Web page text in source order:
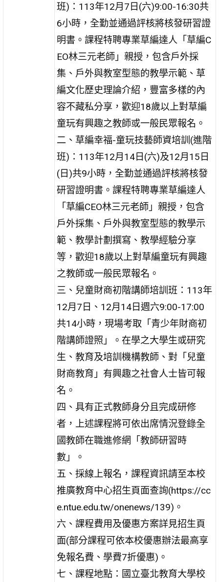
班)：113年12月7日(六)9:00-16:30共
6小時，全勤並通過評核將核發研習證
明書。課程特聘專業草編達人「草編C
EO林三元老師」親授，包含戶外採
集、戶外與教室型態的教學示範、草
編文化歷史理論介紹，豐富多樣的內
容不藏私分享，歡迎18歲以上對草編
童玩有興趣之教師或一般民眾報名。
二、草編幸福-童玩技藝師資培訓(進階
班)：113年12月14日(六)及12月15日
(日)共9小時，全勤並通過評核將核發
研習證明書。課程特聘專業草編達人
「草編CEO林三元老師」親授，包含
戶外採集、戶外與教室型態的教學示
範、教學計劃撰寫、教學經驗分享
等，歡迎18歲以上對草編童玩有興趣
之教師或一般民眾報名。
三、兒童財商初階講師培訓班：113年
12月7日、12月14日週六9:00-17:00
共14小時，現場考取「青少年財商初
階講師證照」。在學之大學生或研究
生、教育及培訓機構教師、對「兒童
財商教育」有興趣之社會人士皆可報
名。
四、具有正式教師身分且完成研修
者，上述課程將可依出席情況登錄全
國教師在職進修網「教師研習時
數」。
五、採線上報名，課程資訊請至本校
推廣教育中心招生頁面查詢(https://cc
e.ntue.edu.tw/onenews/139)。
六、課程費用及優惠方案詳見招生頁
面(部分課程可依本校優惠辦法最高享
免報名費、學費7折優惠)。
七、課程地點：國立臺北教育大學校